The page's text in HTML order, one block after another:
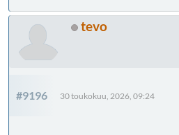
tevo
#9196 30 toukokuu, 2026, 09:24